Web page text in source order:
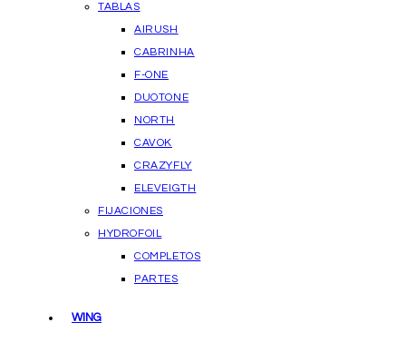
TABLAS
AIRUSH
CABRINHA
F-ONE
DUOTONE
NORTH
CAVOK
CRAZYFLY
ELEVEIGTH
FIJACIONES
HYDROFOIL
COMPLETOS
PARTES
WING